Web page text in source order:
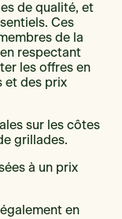
de qualité, et
Ces
de la
respectant
les offres en
et des prix
sur les côtes
grillades.
à un prix
en